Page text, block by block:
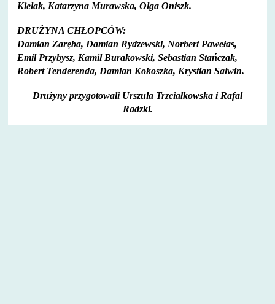
Kielak, Katarzyna Murawska, Olga Oniszk.
DRUŻYNA CHŁOPCÓW:
Damian Zaręba, Damian Rydzewski, Norbert Pawełas,
Emil Przybysz, Kamil Burakowski, Sebastian Stańczak,
Robert Tenderenda, Damian Kokoszka, Krystian Salwin.
Drużyny przygotowali Urszula Trzciałkowska i Rafał
Radzki.